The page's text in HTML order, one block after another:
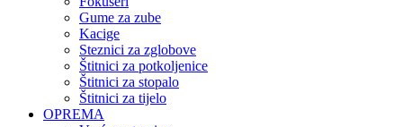
Gume za zube
Kacige
Steznici za zglobove
Štitnici za potkoljenice
Štitnici za stopalo
Štitnici za tijelo
OPREMA